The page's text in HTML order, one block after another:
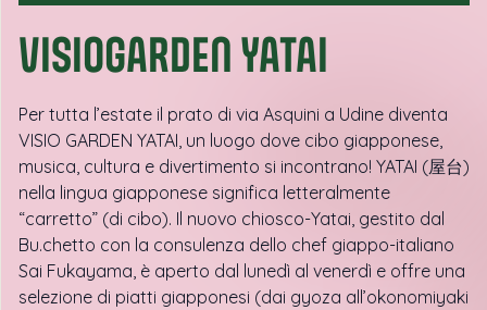
VISIOGARDEN YATAI
Per tutta l’estate il prato di via Asquini a Udine diventa
VISIO GARDEN YATAI, un luogo dove cibo giapponese,
musica, cultura e divertimento si incontrano! YATAI (屋台)
nella lingua giapponese significa letteralmente
“carretto” (di cibo). Il nuovo chiosco-Yatai, gestito dal
Bu.chetto con la consulenza dello chef giappo-italiano
Sai Fukayama, è aperto dal lunedì al venerdì e offre una
selezione di piatti giapponesi (dai gyoza all’okonomiyaki